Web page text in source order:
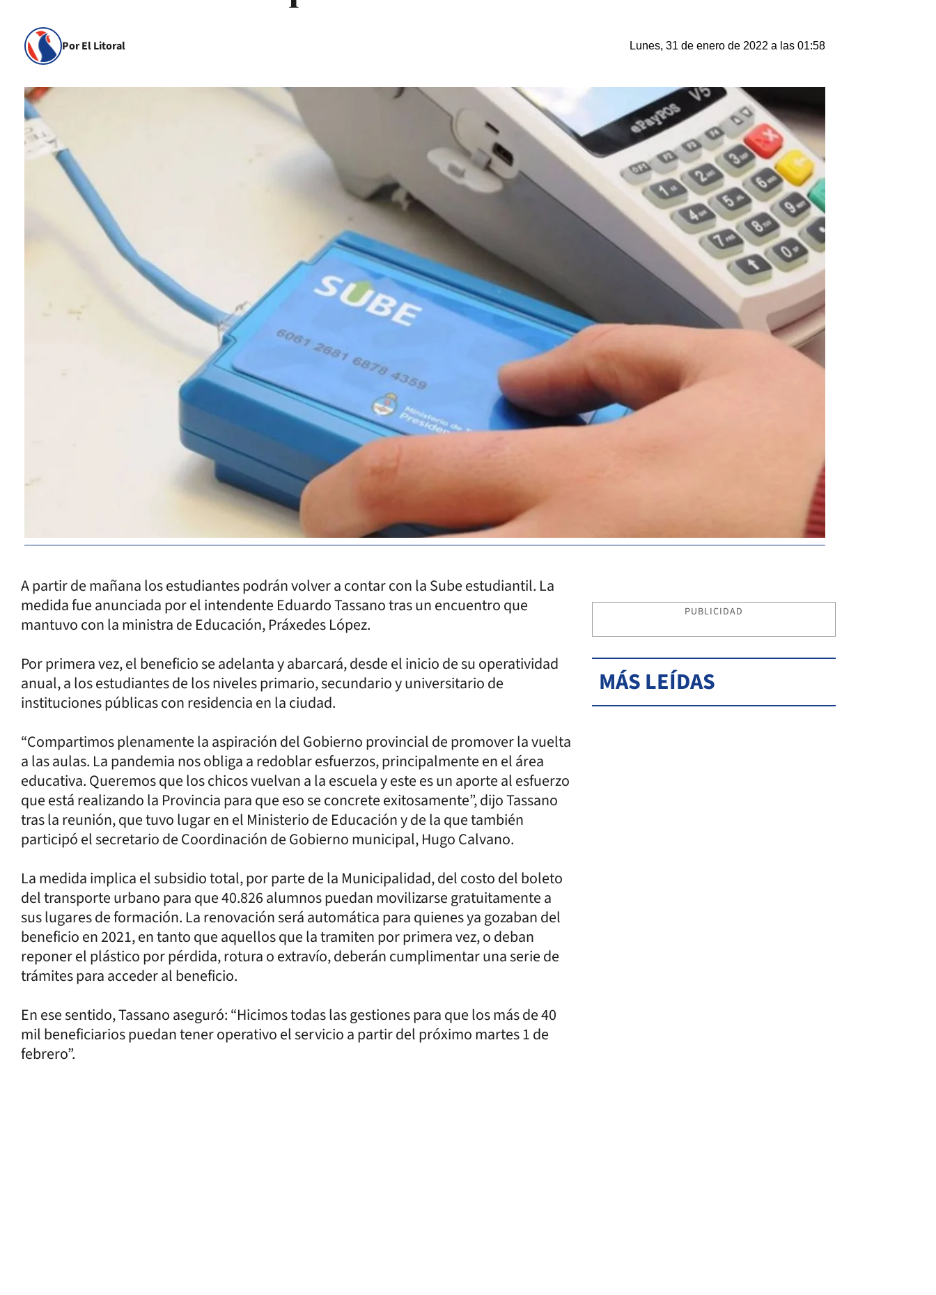
Por El Litoral Lunes, 31 de enero de 2022 a las 01:58
A partir de mañana los estudiantes podrán volver a contar con la Sube estudiantil. La
medida fue anunciada por el intendente Eduardo Tassano tras un encuentro que
mantuvo con la ministra de Educación, Práxedes López.
Por primera vez, el beneficio se adelanta y abarcará, desde el inicio de su operatividad
anual, a los estudiantes de los niveles primario, secundario y universitario de
instituciones públicas con residencia en la ciudad.
“Compartimos plenamente la aspiración del Gobierno provincial de promover la vuelta
a las aulas. La pandemia nos obliga a redoblar esfuerzos, principalmente en el área
educativa. Queremos que los chicos vuelvan a la escuela y este es un aporte al esfuerzo
que está realizando la Provincia para que eso se concrete exitosamente”, dijo Tassano
tras la reunión, que tuvo lugar en el Ministerio de Educación y de la que también
participó el secretario de Coordinación de Gobierno municipal, Hugo Calvano.
La medida implica el subsidio total, por parte de la Municipalidad, del costo del boleto
del transporte urbano para que 40.826 alumnos puedan movilizarse gratuitamente a
sus lugares de formación. La renovación será automática para quienes ya gozaban del
beneficio en 2021, en tanto que aquellos que la tramiten por primera vez, o deban
reponer el plástico por pérdida, rotura o extravío, deberán cumplimentar una serie de
trámites para acceder al beneficio.
En ese sentido, Tassano aseguró: “Hicimos todas las gestiones para que los más de 40
mil beneficiarios puedan tener operativo el servicio a partir del próximo martes 1 de
febrero”.
PUBLICIDAD
MÁS LEÍDAS